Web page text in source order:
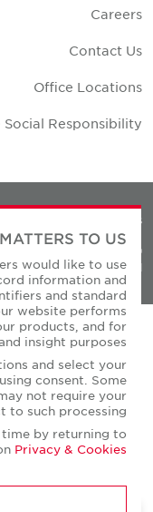
Careers
Contact Us
Office Locations
Social Responsibility
Privacy Policies
© Copyright Cushman & Wakefield Core 2026.
All Rights Reserved.
MATTERS TO US
would like to use
information and
and standard
website performs
products, and for
and insight purposes.
and select your
consent. Some
not require your
to such processing.
time by returning to
onPrivacy & Cookies